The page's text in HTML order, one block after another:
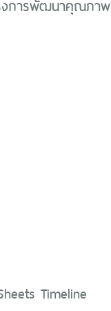
งการพัฒนาคุณภาพ
Timeline